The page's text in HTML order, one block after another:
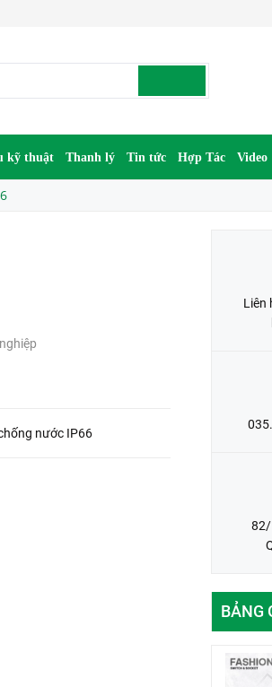
kỹ thuật Thanh lý Tin tức Hợp Tác Video
nước IP66
Liên
82/
BẢNG